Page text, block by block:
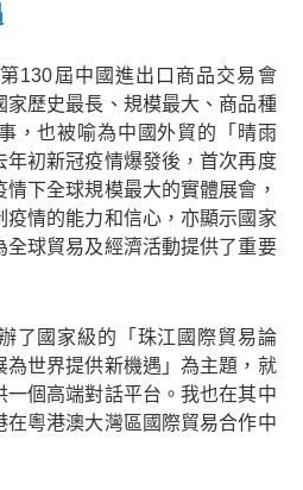
130屆中國進出口商品交易會
家歷史最長、規模最大、商品種
，也被喻為中國外貿的「晴雨
初新冠疫情爆發後，首次再度
下全球規模最大的實體展會，
情的能力和信心，亦顯示國家
全球貿易及經濟活動提供了重要
了國家級的「珠江國際貿易論
世界提供新機遇」為主題，就
一個高端對話平台。我也在其中
粵港澳大灣區國際貿易合作中